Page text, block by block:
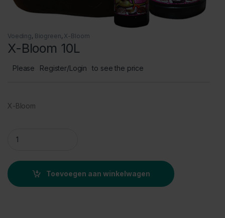
Voeding, Biogreen, X-Bloom
X-Bloom 10L
Please Register/Login to see the price
X-Bloom
Toevoegen aan winkelwagen